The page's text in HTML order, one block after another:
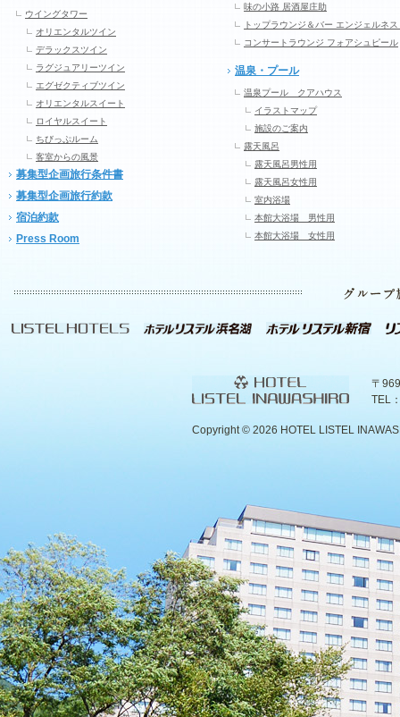
ウイングタワー
オリエンタルツイン
デラックスツイン
ラグジュアリーツイン
エグゼクティブツイン
オリエンタルスイート
ロイヤルスイート
ちびっぷルーム
客室からの風景
募集型企画旅行条件書
募集型企画旅行約款
宿泊約款
Press Room
味の小路 居酒屋庄助
トップラウンジ＆バー エンジェルネス
コンサートラウンジ フォアシュピール
温泉・プール
温泉プール クアハウス
イラストマップ
施設のご案内
露天風呂
露天風呂男性用
露天風呂女性用
室内浴場
本館大浴場 男性用
本館大浴場 女性用
〒
TEL
Copyright © 2026 HOTEL LISTEL